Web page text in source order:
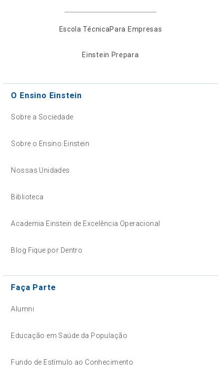
Escola TécnicaPara Empresas
Einstein Prepara
O Ensino Einstein
Sobre a Sociedade
Sobre o Ensino Einstein
Nossas Unidades
Biblioteca
Academia Einstein de Excelência Operacional
Blog Fique por Dentro
Faça Parte
Alumni
Educação em Saúde da População
Fundo de Estímulo ao Conhecimento